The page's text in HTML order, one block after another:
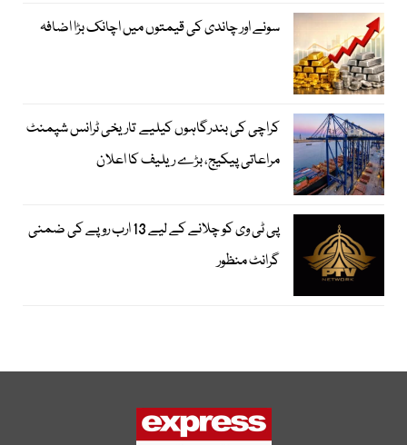
سونے اور چاندی کی قیمتوں میں اچانک بڑا اضافہ
کراچی کی بندرگاہوں کیلیے تاریخی ٹرانس شپمنٹ
مراعاتی پیکیج، بڑے ریلیف کا اعلان
پی ٹی وی کو چلانے کے لیے 13 ارب روپے کی ضمنی
گرانٹ منظور